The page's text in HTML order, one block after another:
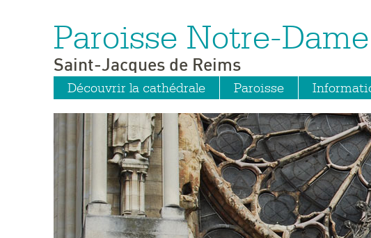
Aller
contenu.
Aller
à
navigation
Outils
personnels
Paroisse Notre-Dame
Saint-Jacques de Reims
Découvrir la cathédrale Paroisse